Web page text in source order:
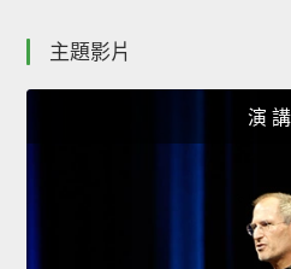
主題影片
演 講